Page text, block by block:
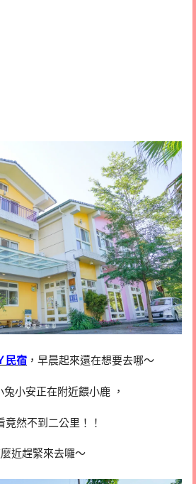
民宿 ，早晨起來還在想要去哪～
小安正在附近餵小鹿 ，
竟然不到二公里！！
近趕緊來去囉～